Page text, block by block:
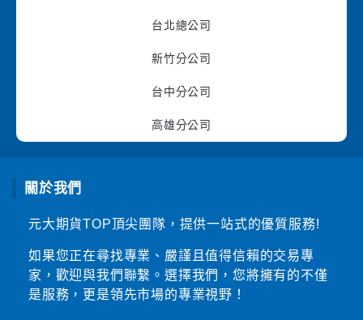
台北總公司
新竹分公司
台中分公司
高雄分公司
關於我們
元大期貨TOP頂尖團隊，提供一站式的優質服務!
如果您正在尋找專業、嚴謹且值得信賴的交易專
家，歡迎與我們聯繫。選擇我們，您將擁有的不僅
是服務，更是領先市場的專業視野！